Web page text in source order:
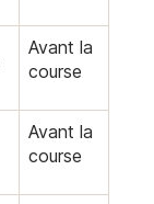
Avant la
course
Avant la
course